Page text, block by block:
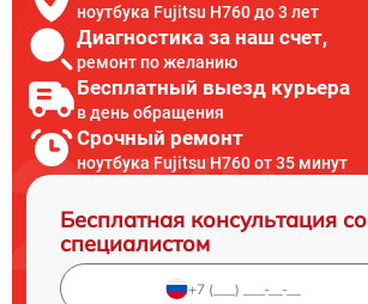
ноутбука Fujitsu H760 до 3 лет
Диагностика за наш счет,
ремонт по желанию
Бесплатный выезд курьера
в день обращения
Срочный ремонт
ноутбука Fujitsu H760 от 35 минут
Бесплатная консультация со
специалистом